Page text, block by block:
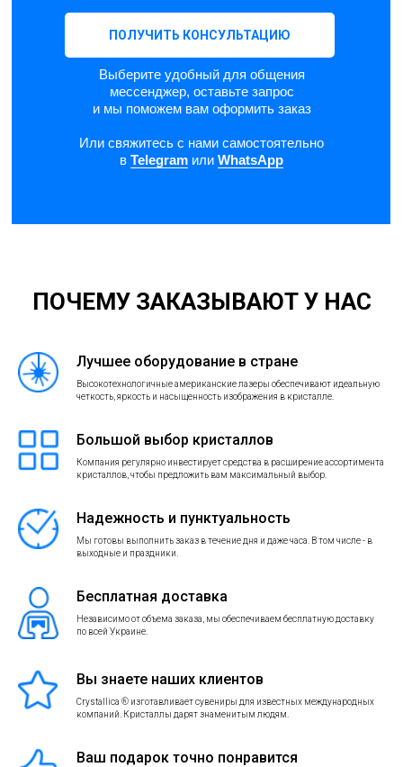
ПОЛУЧИТЬ КОНСУЛЬТАЦИЮ
Выберите удобный для общения
мессенджер, оставьте запрос
и мы поможем вам оформить заказ
Или свяжитесь с нами самостоятельно
в Telegram или WhatsApp
ПОЧЕМУ ЗАКАЗЫВАЮТ У НАС
Лучшее оборудование в стране
Высокотехнологичные американские лазеры обеспечивают идеальную
четкость, яркость и насыщенность изображения в кристалле.
Большой выбор кристаллов
Компания регулярно инвестирует средства в расширение ассортимента
кристаллов, чтобы предложить вам максимальный выбор.
Надежность и пунктуальность
Мы готовы выполнить заказ в течение дня и даже часа. В том числе - в
выходные и праздники.
Бесплатная доставка
Независимо от объема заказа, мы обеспечиваем бесплатную доставку
по всей Украине.
Вы знаете наших клиентов
Crystallica ® изготавливает сувениры для известных международных
компаний. Кристаллы дарят знаменитым людям.
Ваш подарок точно понравится